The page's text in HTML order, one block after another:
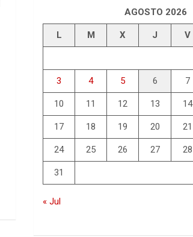
AGOSTO 2026
L M X J V
3 4 5 6 7
10 11 12 13 14
17 18 19 20 21
24 25 26 27 28
31
« Jul